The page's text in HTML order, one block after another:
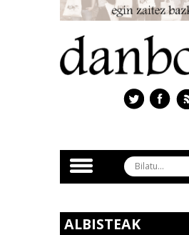
ALBISTEAK